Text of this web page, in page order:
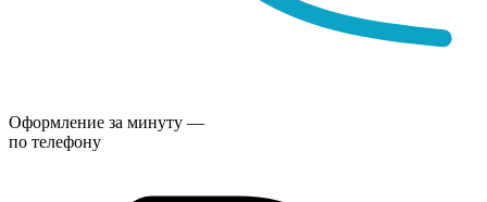
Оформление за минуту —
по телефону